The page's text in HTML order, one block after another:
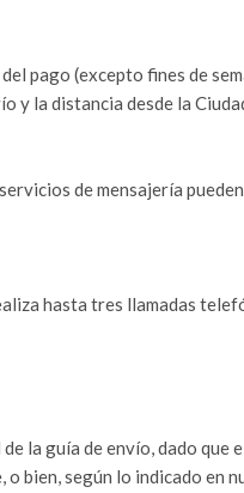
pago (excepto fines de
y la distancia desde la
de mensajería
hasta tres llamadas
la guía de envío, dado
bien, según lo indicado en